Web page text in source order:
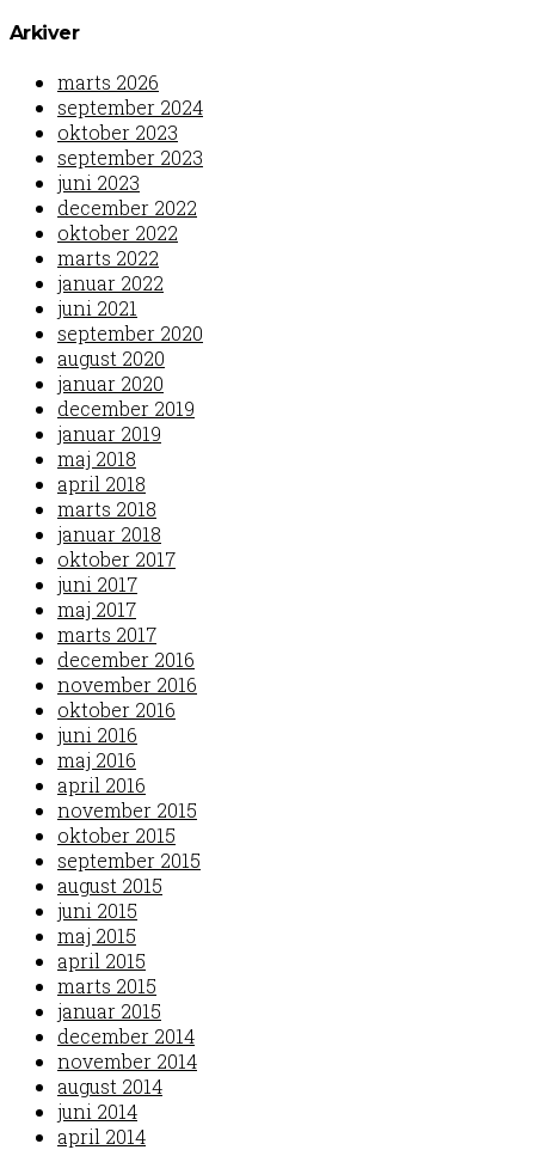
Arkiver
marts 2026
september 2024
oktober 2023
september 2023
juni 2023
december 2022
oktober 2022
marts 2022
januar 2022
juni 2021
september 2020
august 2020
januar 2020
december 2019
januar 2019
maj 2018
april 2018
marts 2018
januar 2018
oktober 2017
juni 2017
maj 2017
marts 2017
december 2016
november 2016
oktober 2016
juni 2016
maj 2016
april 2016
november 2015
oktober 2015
september 2015
august 2015
juni 2015
maj 2015
april 2015
marts 2015
januar 2015
december 2014
november 2014
august 2014
juni 2014
april 2014